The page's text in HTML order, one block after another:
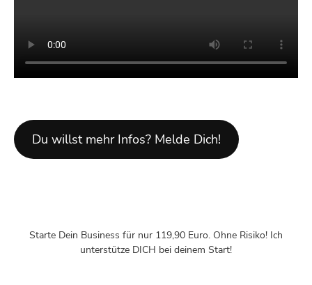
Du willst mehr Infos? Melde Dich!
Starte Dein Business für nur 119,90 Euro. Ohne Risiko! Ich
unterstütze DICH bei deinem Start!